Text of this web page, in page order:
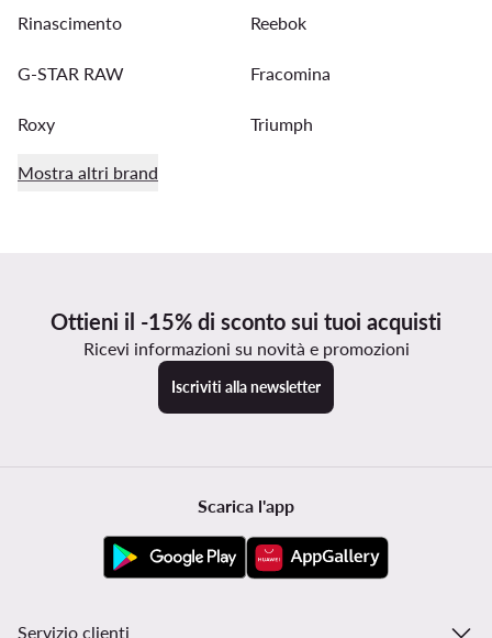
Rinascimento Reebok
G-STAR RAW Fracomina
Roxy Triumph
Mostra altri brand
Ottieni il -15% di sconto sui tuoi acquisti
Ricevi informazioni su novità e promozioni
Iscriviti alla newsletter
Scarica l'app
Servizio clienti